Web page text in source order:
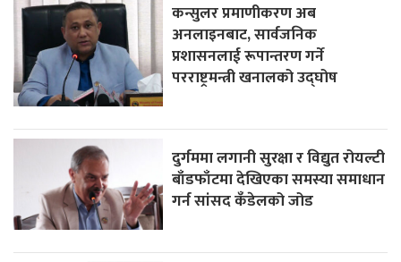
कन्सुलर प्रमाणीकरण अब
अनलाइनबाट, सार्वजनिक
प्रशासनलाई रूपान्तरण गर्ने
परराष्ट्रमन्त्री खनालको उद्घोष
दुर्गममा लगानी सुरक्षा र विद्युत रोयल्टी
बाँडफाँटमा देखिएका समस्या समाधान
गर्न सांसद कँडेलको जोड